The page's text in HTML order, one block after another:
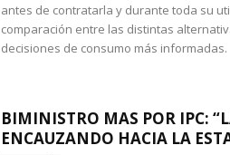
antes de contratarla y durante toda su
comparación entre las distintas
decisiones de consumo más informadas.
BIMINISTRO MAS POR IPC:
ENCAUZANDO HACIA LA